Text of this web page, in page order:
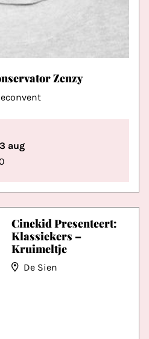
Cinekid Presenteert:
Klassiekers –
Kruimeltje
De Sien
Zenzy
aug